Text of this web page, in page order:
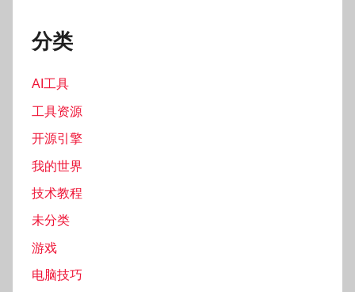
分类
AI工具
工具资源
开源引擎
我的世界
技术教程
未分类
游戏
电脑技巧